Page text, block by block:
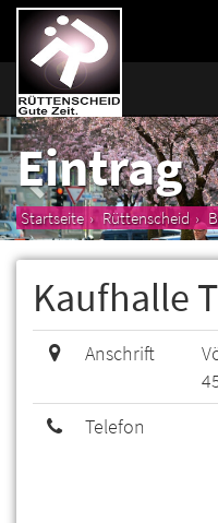
Eintrag
Startseite Rüttenscheid
Kaufhalle
Anschrift
Telefon